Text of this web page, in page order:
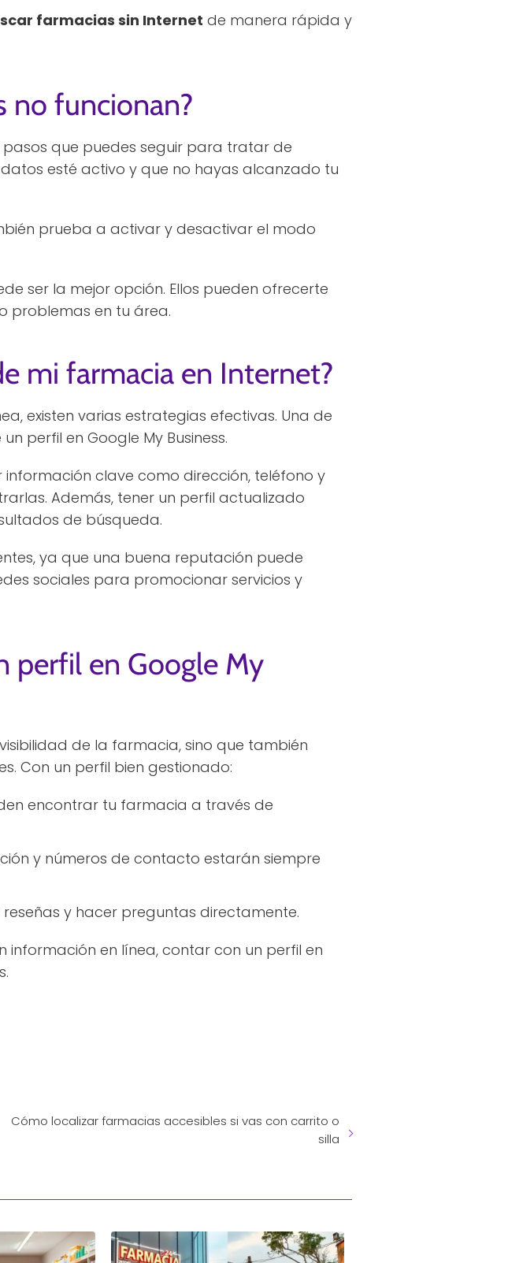
farmacias sin Internet de manera rápida y
no funcionan?
que puedes seguir para tratar de
esté activo y que no hayas alcanzado tu
prueba a activar y desactivar el modo
ser la mejor opción. Ellos pueden ofrecerte
problemas en tu área.
mi farmacia en Internet?
existen varias estrategias efectivas. Una de
perfil en Google My Business.
clave como dirección, teléfono y
Además, tener un perfil actualizado
de búsqueda.
ya que una buena reputación puede
sociales para promocionar servicios y
perfil en Google My
de la farmacia, sino que también
Con un perfil bien gestionado:
encontrar tu farmacia a través de
y números de contacto estarán siempre
reseñas y hacer preguntas directamente.
en línea, contar con un perfil en
Cómo localizar farmacias accesibles si vas con carrito o
silla